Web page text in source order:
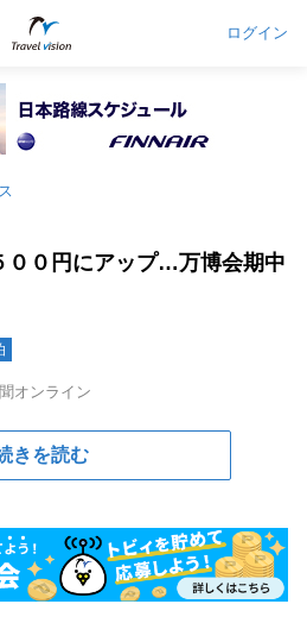
ログイン
００円にアップ…万博会期中
オンライン
きを読む